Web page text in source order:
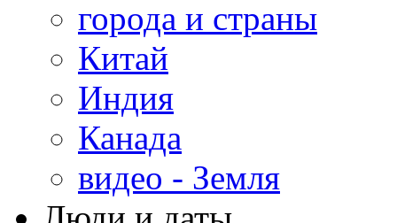
города и страны
Китай
Индия
Канада
видео - Земля